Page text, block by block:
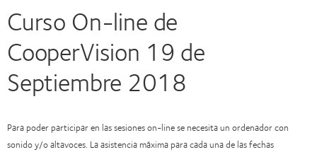
Curso On-line de
CooperVision 19 de
Septiembre 2018
Para poder participar en las sesiones on-line se necesita un ordenador con
sonido y/o altavoces. La asistencia máxima para cada una de las fechas